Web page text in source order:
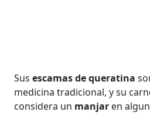
Susescamas de queratina
medicina tradicional, y su
considera un manjar en